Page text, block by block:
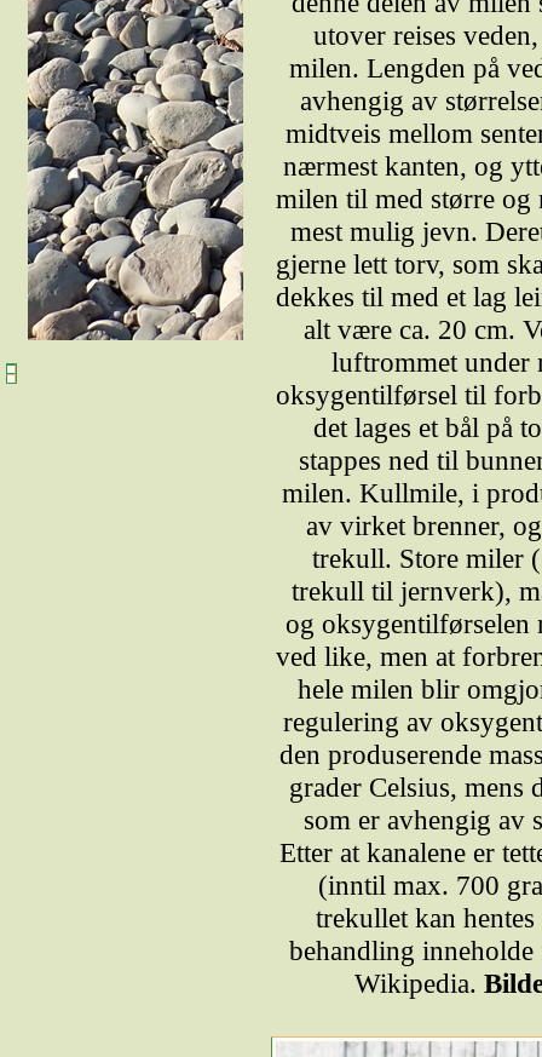
utover reises
milen. Lengden på
avhengig av
midtveis mellom
nærmest kanten, og
milen til med større
mest mulig jevn.
gjerne lett torv, som
dekkes til med et lag
alt være ca. 20 cm.
luftrommet under
oksygentilførsel til
det lages et bål på
stappes ned til
milen. Kullmile, i
av virket brenner,
trekull. Store miler
trekull til jernverk),
og oksygentilførselen
ved like, men at
hele milen blir
regulering av
den produserende
grader Celsius,
som er avhengig av
Etter at kanalene er
(inntil max. 700
trekullet kan
behandling
Wikipedia.